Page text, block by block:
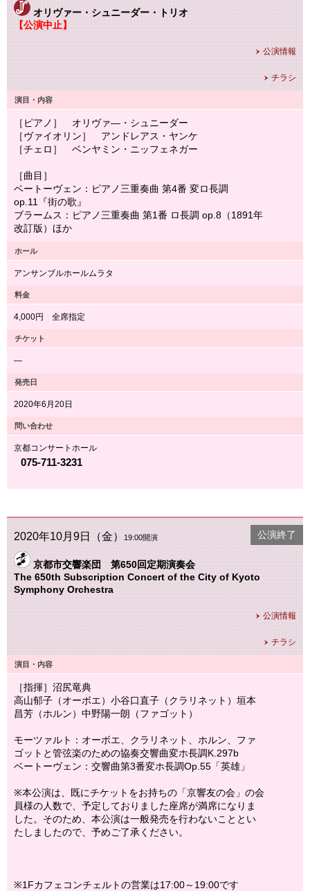
オリヴァー・シュニーダー・トリオ
【公演中止】
公演情報
チラシ
演目・内容
［ピアノ］ オリヴァ―・シュニーダー
［ヴァイオリン］ アンドレアス・ヤンケ
［チェロ］ ベンヤミン・ニッフェネガー
［曲目］
ベートーヴェン：ピアノ三重奏曲 第4番 変ロ長調
op.11『街の歌』
ブラームス：ピアノ三重奏曲 第1番 ロ長調 op.8（1891年
改訂版）ほか
ホール
アンサンブルホールムラタ
料金
4,000円 全席指定
チケット
―
発売日
2020年6月20日
問い合わせ
京都コンサートホール
075-711-3231
2020年10月9日（金）19:00開演
京都市交響楽団 第650回定期演奏会
The 650th Subscription Concert of the City of Kyoto
Symphony Orchestra
公演情報
チラシ
公演終了
演目・内容
［指揮］沼尻竜典
高山郁子（オーボエ）小谷口直子（クラリネット）垣本
昌芳（ホルン）中野陽一朗（ファゴット）
モーツァルト：オーボエ、クラリネット、ホルン、ファ
ゴットと管弦楽のための協奏交響曲変ホ長調K.297b
ベートーヴェン：交響曲第3番変ホ長調Op.55「英雄」
※本公演は、既にチケットをお持ちの「京響友の会」の会
員様の人数で、予定しておりました座席が満席になりま
した。そのため、本公演は一般発売を行わないこととい
たしましたので、予めご了承ください。
※1Fカフェコンチェルトの営業は17:00～19:00です